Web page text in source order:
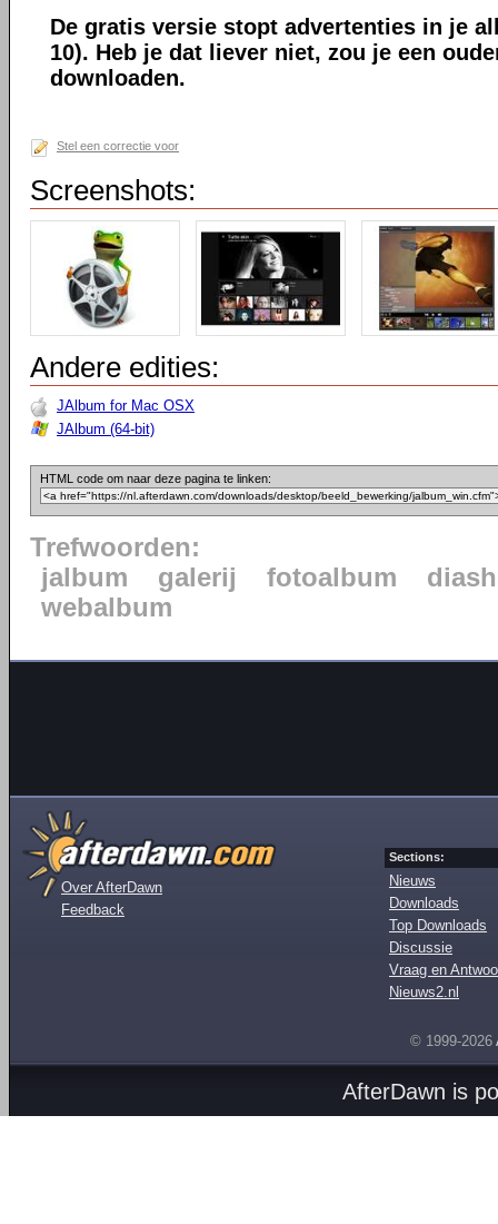
De gratis versie stopt advertenties in je
10). Heb je dat liever niet, zou je een
downloaden.
Stel een correctie voor
Screenshots:
Andere edities:
JAlbum for Mac OSX
JAlbum (64-bit)
HTML code om naar deze pagina te linken:
Trefwoorden:
jalbum
galerij fotoalbum
webalbum
Over AfterDawn
Feedback
Sections:
Nieuws
Downloads
Top Downloads
Discussie
Vraag en
Nieuws2.nl
© 1999-2026
AfterDawn is